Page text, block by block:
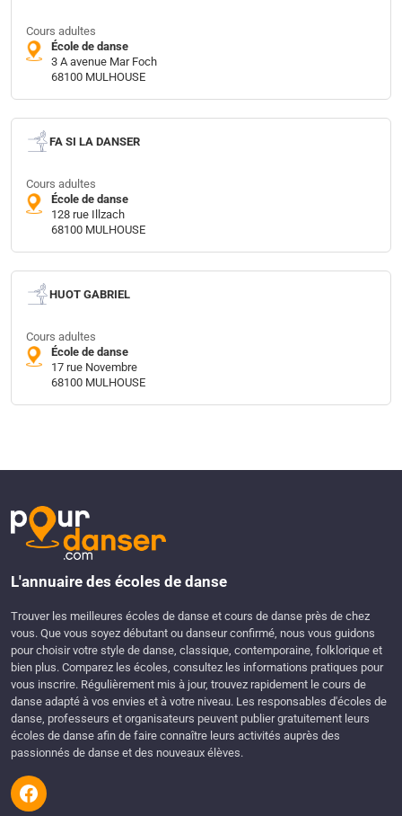
Cours adultes
École de danse
3 A avenue Mar Foch
68100 MULHOUSE
FA SI LA DANSER
Cours adultes
École de danse
128 rue Illzach
68100 MULHOUSE
HUOT GABRIEL
Cours adultes
École de danse
17 rue Novembre
68100 MULHOUSE
L'annuaire des écoles de danse
Trouver les meilleures écoles de danse et cours de danse près de chez
vous. Que vous soyez débutant ou danseur confirmé, nous vous guidons
pour choisir votre style de danse, classique, contemporaine, folklorique et
bien plus. Comparez les écoles, consultez les informations pratiques pour
vous inscrire. Régulièrement mis à jour, trouvez rapidement le cours de
danse adapté à vos envies et à votre niveau. Les responsables d'écoles de
danse, professeurs et organisateurs peuvent publier gratuitement leurs
écoles de danse afin de faire connaître leurs activités auprès des
passionnés de danse et des nouveaux élèves.